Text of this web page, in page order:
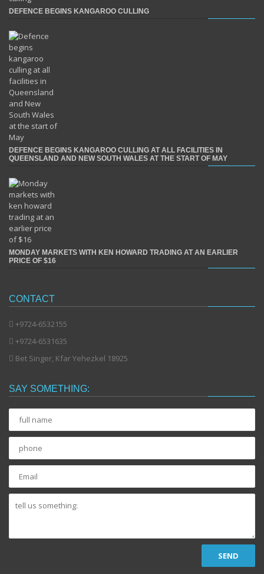
DEFENCE BEGINS KANGAROO CULLING
DEFENCE BEGINS KANGAROO CULLING AT ALL FACILITIES IN
QUEENSLAND AND NEW SOUTH WALES AT THE START OF MAY
MONDAY MARKETS WITH KEN HOWARD TRADING AT AN EARLIER
PRICE OF $16
CONTACT
+9724-6532155
+9724-6531635
Bet Singer, Kfar Yehezkel 18925
SAY SOMETHING:
full
name
phone
Email
tell
us
something:
SEND